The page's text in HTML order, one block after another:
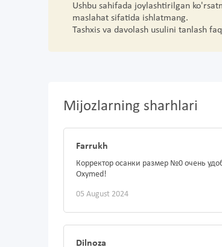
Ushbu sahifada joylashtirilgan
maslahat sifatida ishlatmang.
Tashxis va davolash usulini tanlash
Mijozlarning sharhlari
Farrukh
Корректор осанки размер №0 очень
Oxymed!
05 August 2024
Dilnoza